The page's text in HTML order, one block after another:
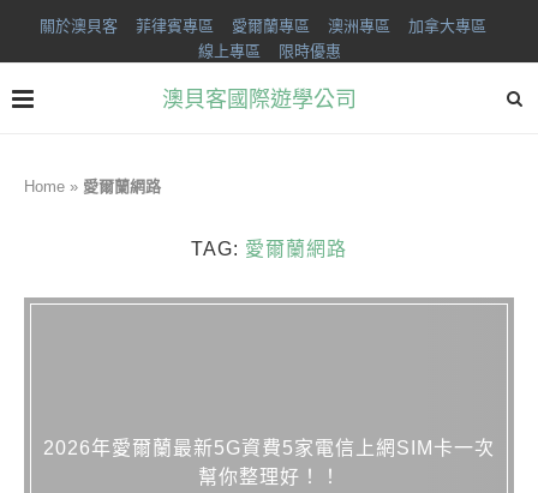
關於澳貝客 菲律賓專區 愛爾蘭專區 澳洲專區
加拿大專區
線上專區
限時優惠
澳貝客國際遊學公司
Home » 愛爾蘭網路
TAG: 愛爾蘭網路
2026年愛爾蘭最新5G資費5家電信上網SIM卡一次
幫你整理好！！